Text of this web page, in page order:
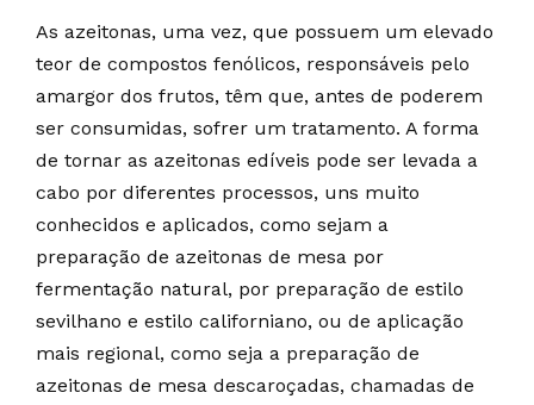
As azeitonas, uma vez, que possuem um elevado
teor de compostos fenólicos, responsáveis pelo
amargor dos frutos, têm que, antes de poderem
ser consumidas, sofrer um tratamento. A forma
de tornar as azeitonas edíveis pode ser levada a
cabo por diferentes processos, uns muito
conhecidos e aplicados, como sejam a
preparação de azeitonas de mesa por
fermentação natural, por preparação de estilo
sevilhano e estilo californiano, ou de aplicação
mais regional, como seja a preparação de
azeitonas de mesa descaroçadas, chamadas de